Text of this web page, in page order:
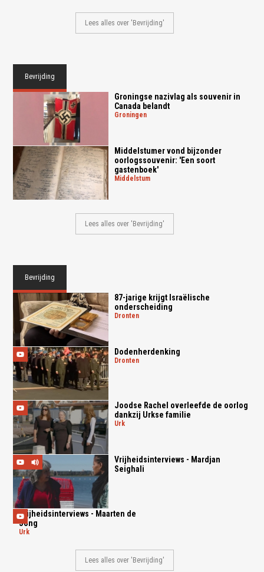
Lees alles over 'Bevrijding'
Bevrijding
Groningse nazivlag als souvenir in
Canada belandt
groningen
Middelstumer vond bijzonder
oorlogssouvenir: 'Een soort
gastenboek'
middelstum
Lees alles over 'Bevrijding'
Bevrijding
87-jarige krijgt Israëlische
onderscheiding
dronten
Dodenherdenking
dronten
Joodse Rachel overleefde de oorlog
dankzij Urkse familie
urk
Vrijheidsinterviews - Mardjan
Seighali
Vrijheidsinterviews - Maarten de
Jong
urk
Lees alles over 'Bevrijding'